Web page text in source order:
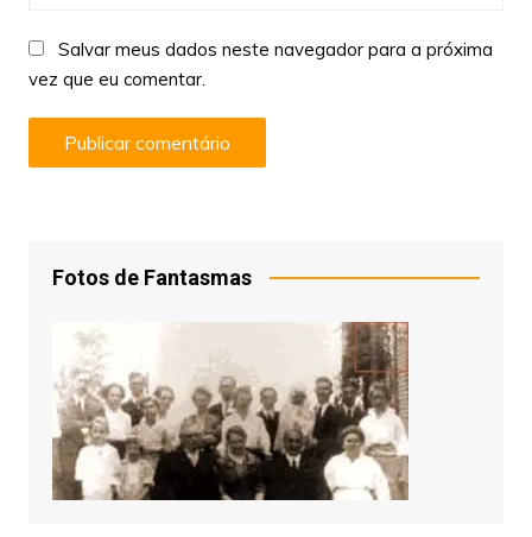
Salvar meus dados neste navegador para a próxima
vez que eu comentar.
Fotos de Fantasmas